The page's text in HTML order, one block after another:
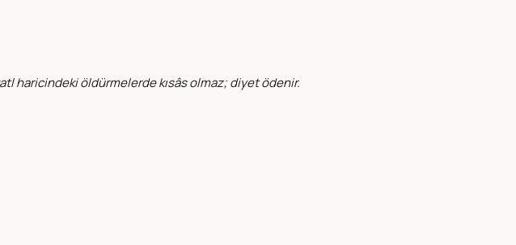
haricindeki öldürmelerde kısâs olmaz; diyet ödenir.